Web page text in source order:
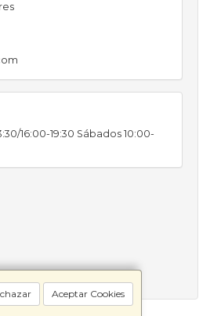
Aceptar Cookies
16:00-19:30 Sábados 10:00-